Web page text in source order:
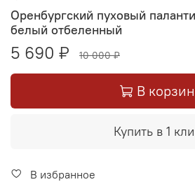
Оренбургский пуховый
белый отбеленный
5 690 ₽ 10 000 ₽
В
Купить в 1
В избранное